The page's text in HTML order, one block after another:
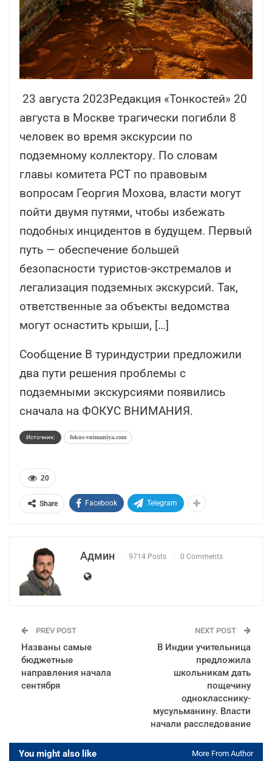
23 августа 2023Редакция «Тонкостей» 20
августа в Москве трагически погибли 8
человек во время экскурсии по
подземному коллектору. По словам
главы комитета РСТ по правовым
вопросам Георгия Мохова, власти могут
пойти двумя путями, чтобы избежать
подобных инцидентов в будущем. Первый
путь — обеспечение большей
безопасности туристов-экстремалов и
легализация подземных экскурсий. Так,
ответственные за объекты ведомства
могут оснастить крыши, […]
Сообщение В туриндустрии предложили
два пути решения проблемы с
подземными экскурсиями появились
сначала на ФОКУС ВНИМАНИЯ.
Источник: fokus-vnimaniya.com
20
Share Facebook Telegram
Админ 9714 Posts 0 Comments
PREV POST
Названы самые
бюджетные
направления начала
сентября
NEXT POST
В Индии учительница
предложила
школьникам дать
пощечину
однокласснику-
мусульманину. Власти
начали расследование
You might also like More From Author